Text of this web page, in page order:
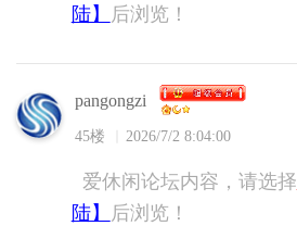
陆】
后浏览！
pangongzi
45楼 2026/7/2 8:04:00
爱休闲论坛内容，请选择
陆】
后浏览！